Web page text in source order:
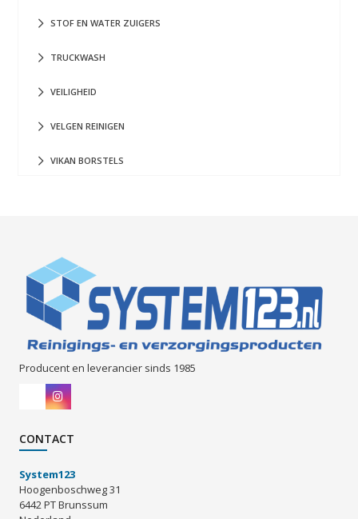
STOF EN WATER ZUIGERS
TRUCKWASH
VEILIGHEID
VELGEN REINIGEN
VIKAN BORSTELS
Producent en leverancier sinds 1985
CONTACT
System123
Hoogenboschweg 31
6442 PT Brunssum